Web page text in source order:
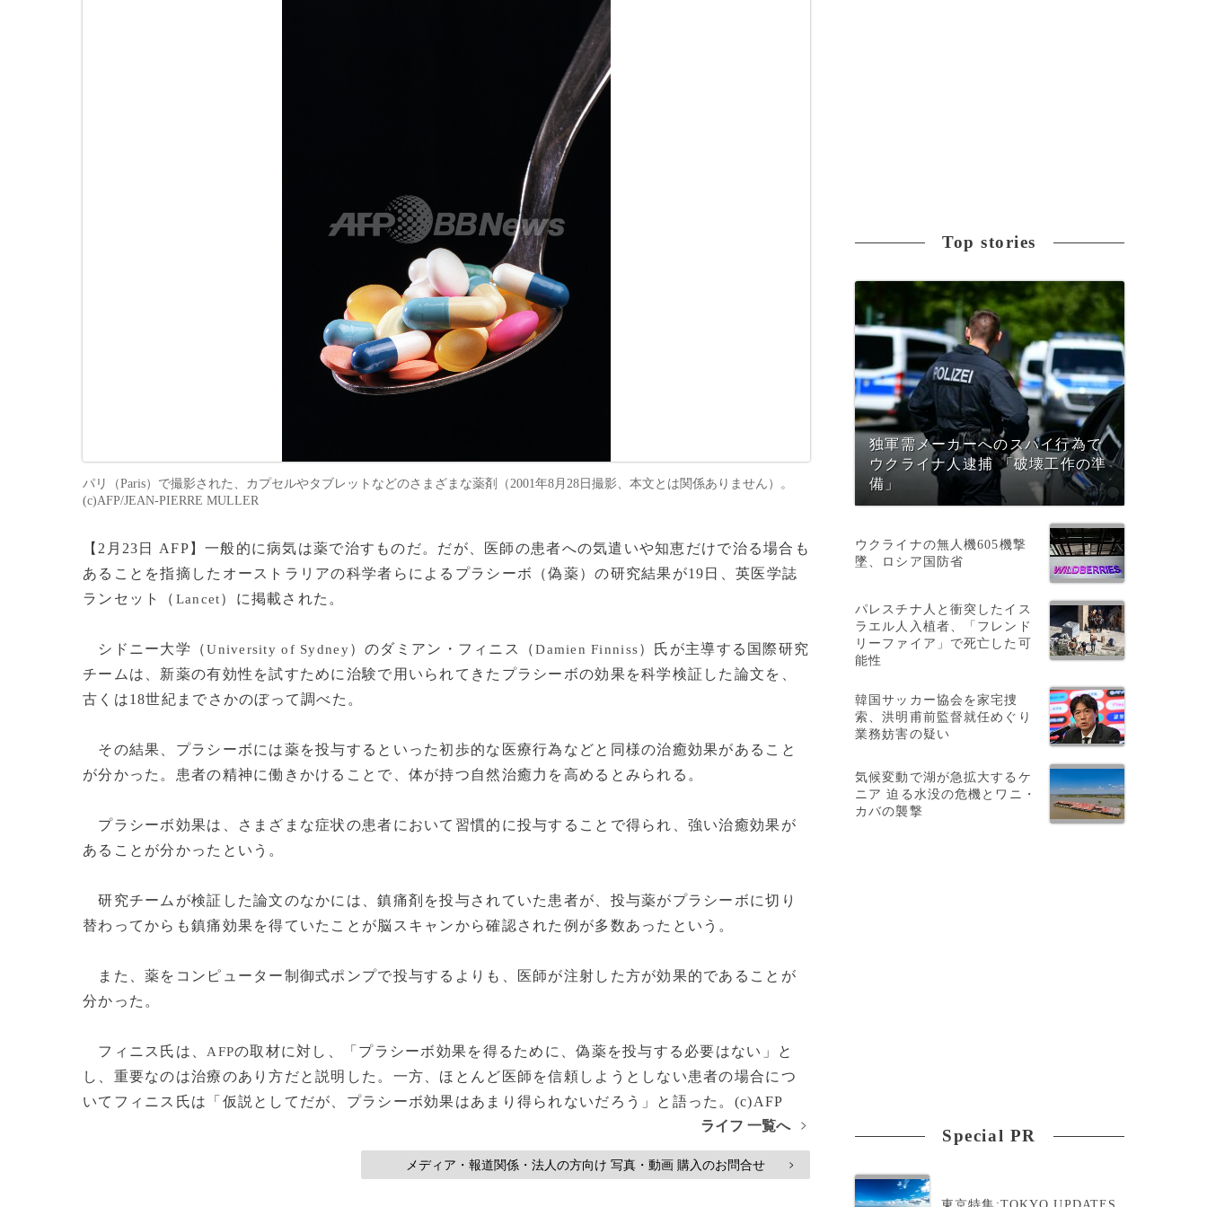
パリ（Paris）で撮影された、カプセルやタブレットなどのさまざまな薬剤（2001年8月28日撮影、本文とは関係ありません）。
(c)AFP/JEAN-PIERRE MULLER
【2月23日 AFP】一般的に病気は薬で治すものだ。だが、医師の患者への気遣いや知恵だけで治る場合も
あることを指摘したオーストラリアの科学者らによるプラシーボ（偽薬）の研究結果が19日、英医学誌
ランセット（ Lancet）に掲載された。
シドニー大学（University of Sydney）のダミアン・フィニス（Damien Finniss）氏が主導する国際研究
チームは、新薬の有効性を試すために治験で用いられてきたプラシーボの効果を科学検証した論文を、
古くは18世紀までさかのぼって調べた。
その結果、プラシーボには薬を投与するといった初歩的な医療行為などと同様の治癒効果があること
が分かった。患者の精神に働きかけることで、体が持つ自然治癒力を高めるとみられる。
プラシーボ効果は、さまざまな症状の患者において習慣的に投与することで得られ、強い治癒効果が
あることが分かったという。
研究チームが検証した論文のなかには、鎮痛剤を投与されていた患者が、投与薬がプラシーボに切り
替わってからも鎮痛効果を得ていたことが脳スキャンから確認された例が多数あったという。
また、薬をコンピューター制御式ポンプで投与するよりも、医師が注射した方が効果的であることが
分かった。
フィニス氏は、 AFPの取材に対し、「プラシーボ効果を得るために、偽薬を投与する必要はない」と
し、重要なのは治療のあり方だと説明した。一方、ほとんど医師を信頼しようとしない患者の場合につ
いてフィニス氏は「仮説としてだが、プラシーボ効果はあまり得られないだろう」と語った。(c)AFP
ライフ 一覧へ
>
メディア・報道関係・法人の方向け 写真・動画 購入のお問合せ >
Top stories
独軍需メーカーへのスパイ行為で
ウクライナ人逮捕 「破壊工作の準
備」
ウクライナの無人機605機撃
墜、ロシア国防省
パレスチナ人と衝突したイス
ラエル人入植者、「フレンド
リーファイア」で死亡した可
能性
韓国サッカー協会を家宅捜
索、洪明甫前監督就任めぐり
業務妨害の疑い
気候変動で湖が急拡大するケ
ニア 迫る水没の危機とワニ・
カバの襲撃
Special PR
東京特集:TOKYO UPDATES